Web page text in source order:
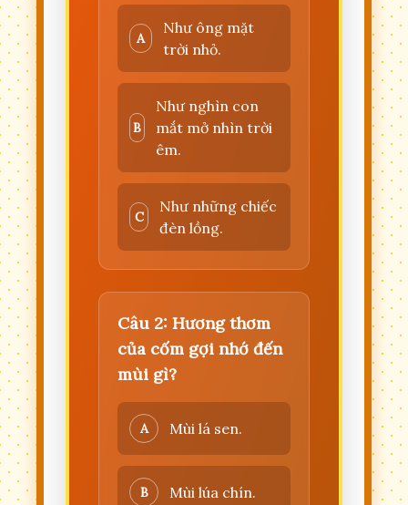
A
Như ông mặt
trời nhỏ.
B
Như nghìn con
mắt mở nhìn trời
êm.
C
Như những chiếc
đèn lồng.
Câu 2: Hương thơm
của cốm gợi nhớ đến
mùi gì?
A Mùi lá sen.
B Mùi lúa chín.